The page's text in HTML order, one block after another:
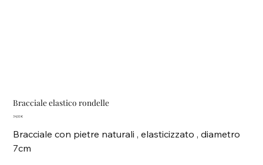
Bracciale elastico rondelle
Prezzo
34,00 €
Bracciale con pietre naturali , elasticizzato , diametro
7cm